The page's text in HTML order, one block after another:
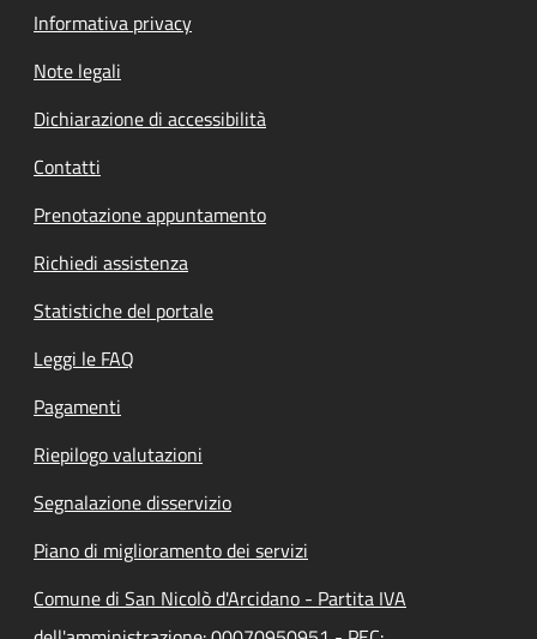
Informativa privacy
Note legali
Dichiarazione di accessibilità
Contatti
Prenotazione appuntamento
Richiedi assistenza
Statistiche del portale
Leggi le FAQ
Pagamenti
Riepilogo valutazioni
Segnalazione disservizio
Piano di miglioramento dei servizi
Comune di San Nicolò d'Arcidano - Partita IVA